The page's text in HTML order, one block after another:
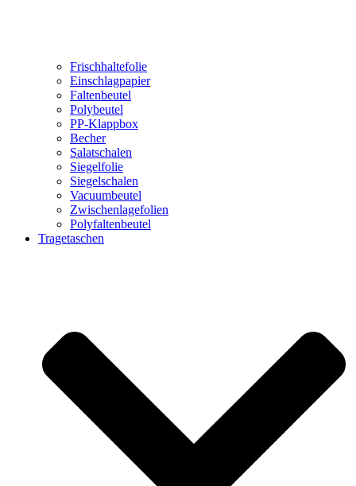
Frischhaltefolie
Einschlagpapier
Faltenbeutel
Polybeutel
PP-Klappbox
Becher
Salatschalen
Siegelfolie
Siegelschalen
Vacuumbeutel
Zwischenlagefolien
Polyfaltenbeutel
Tragetaschen